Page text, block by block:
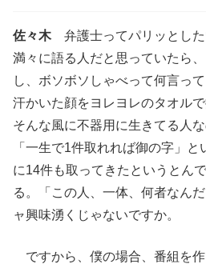
佐々木弁護士ってパリッとした
満々に語る人だと思っていたら
し、ボソボソしゃべって何言っ
汗かいた顔をヨレヨレのタオル
そんな風に不器用に生きてる人
「一生で1件取れれば御の字」
に14件も取ってきたというとん
る。「この人、一体、何者なん
ャ興味湧くじゃないですか。
ですから、僕の場合、番組を